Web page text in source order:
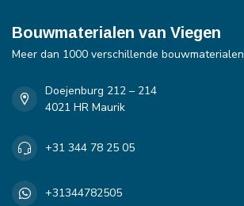
Bouwmaterialen van Viegen
Meer dan 1000 verschillende bouwmaterialen
Doejenburg 212 – 214
4021 HR Maurik
+31 344 78 25 05
+31344782505